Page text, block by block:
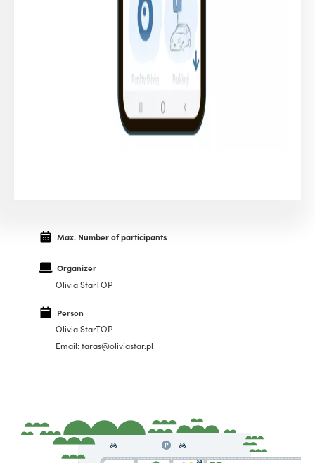
Max. Number of participants
Organizer
Olivia StarTOP
Person
Olivia StarTOP
Email: taras@oliviastar.pl